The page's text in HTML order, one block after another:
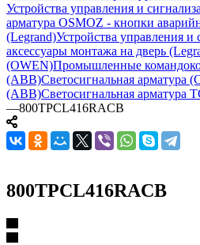
Устройства управления и
арматура OSMOZ - кнопки
(Legrand)Устройства управления
аксессуары монтажа на дверь
(OWEN)Промышленные
(ABB)Светосигнальная арматура
(ABB)Светосигнальная арматура
—800TPCL416RACB
800TPCL416RACB